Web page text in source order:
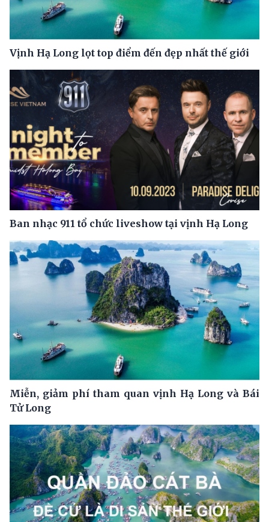
Vịnh Hạ Long lọt top điểm đến đẹp nhất thế giới
Ban nhạc 911 tổ chức liveshow tại vịnh Hạ Long
Miễn, giảm phí tham quan vịnh Hạ Long và Bái
Tử Long